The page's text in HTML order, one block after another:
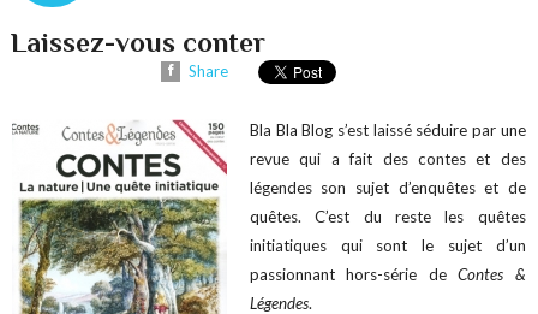
Laissez-vous conter
Share
Bla Bla Blog s’est laissé séduire par une
revue qui a fait des contes et des
légendes son sujet d’enquêtes et de
quêtes. C’est du reste les quêtes
initiatiques qui sont le sujet d’un
passionnant hors-série deContes &
Légendes.